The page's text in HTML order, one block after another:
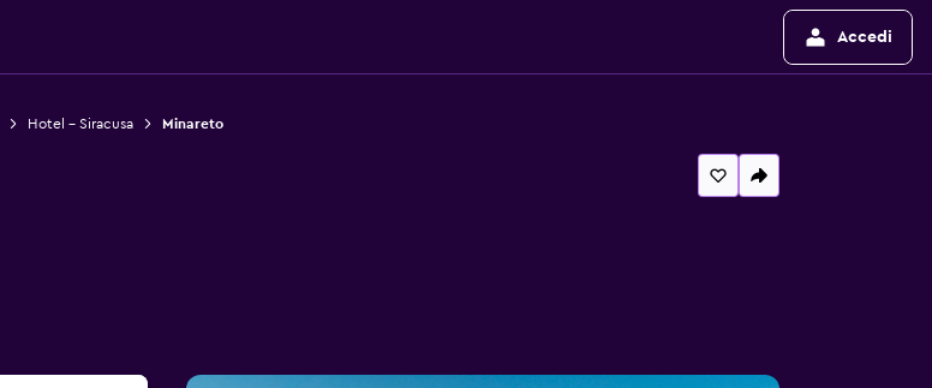
Accedi
Hotel - Siracusa Minareto